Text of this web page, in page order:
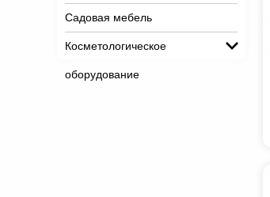
Садовая мебель
Косметологическое
оборудование